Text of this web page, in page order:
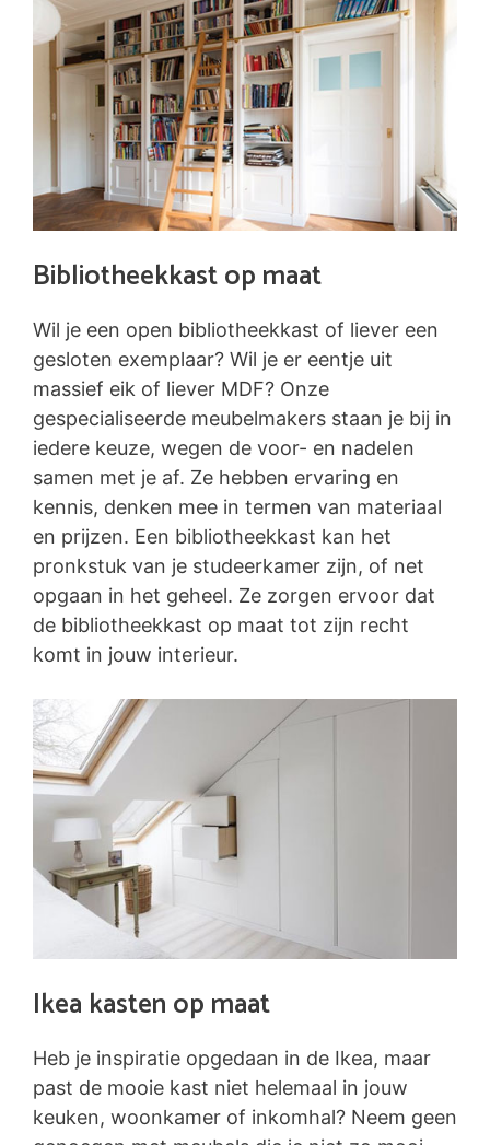
Bibliotheekkast op maat
Wil je een open bibliotheekkast of liever een
gesloten exemplaar? Wil je er eentje uit
massief eik of liever MDF? Onze
gespecialiseerde meubelmakers staan je bij in
iedere keuze, wegen de voor- en nadelen
samen met je af. Ze hebben ervaring en
kennis, denken mee in termen van materiaal
en prijzen. Een bibliotheekkast kan het
pronkstuk van je studeerkamer zijn, of net
opgaan in het geheel. Ze zorgen ervoor dat
de bibliotheekkast op maat tot zijn recht
komt in jouw interieur.
Ikea kasten op maat
Heb je inspiratie opgedaan in de Ikea, maar
past de mooie kast niet helemaal in jouw
keuken, woonkamer of inkomhal? Neem geen